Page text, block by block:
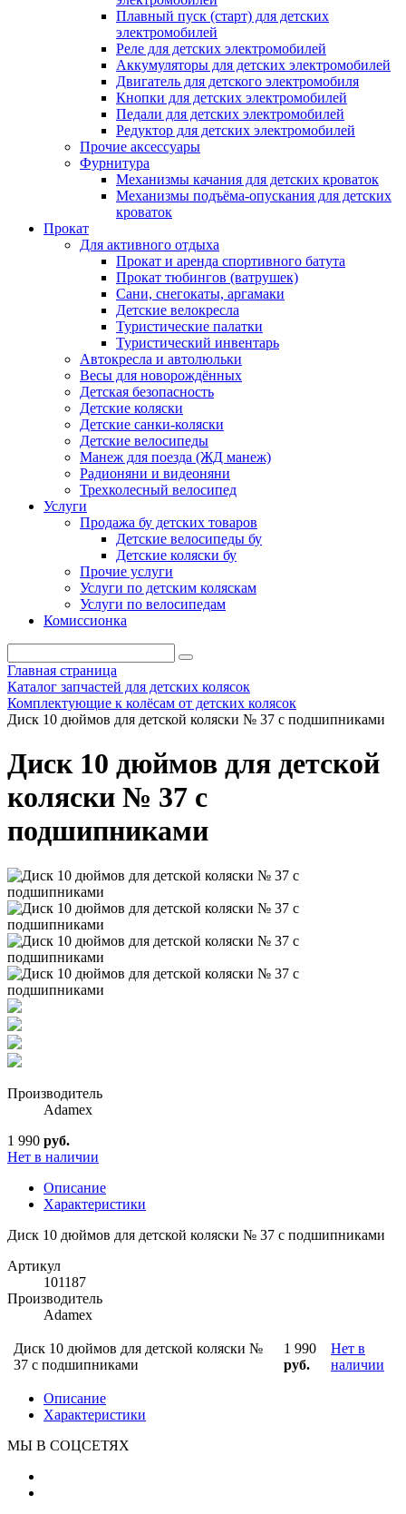
Плавный пуск (старт) для детских
электромобилей
Реле для детских электромобилей
Аккумуляторы для детских электромобилей
Двигатель для детского электромобиля
Кнопки для детских электромобилей
Педали для детских электромобилей
Редуктор для детских электромобилей
Прочие аксессуары
Фурнитура
Механизмы качания для детских кроваток
Механизмы подъёма-опускания для детских
кроваток
Прокат
Для активного отдыха
Прокат и аренда спортивного батута
Прокат тюбингов (ватрушек)
Сани, снегокаты, аргамаки
Детские велокресла
Туристические палатки
Туристический инвентарь
Автокресла и автолюльки
Весы для новорождённых
Детская безопасность
Детские коляски
Детские санки-коляски
Детские велосипеды
Манеж для поезда (ЖД манеж)
Радионяни и видеоняни
Трехколесный велосипед
Услуги
Продажа бу детских товаров
Детские велосипеды бу
Детские коляски бу
Прочие услуги
Услуги по детским коляскам
Услуги по велосипедам
Комиссионка
Главная страница
Каталог запчастей для детских колясок
Комплектующие к колёсам от детских колясок
Диск 10 дюймов для детской коляски № 37 с подшипниками
Диск 10 дюймов для детской
коляски № 37 с
подшипниками
Производитель
Adamex
1 990 руб.
Нет в наличии
Описание
Характеристики
Диск 10 дюймов для детской коляски № 37 с подшипниками
Артикул
101187
Производитель
Adamex
Диск 10 дюймов для детской коляски №
37 с подшипниками
1 990
руб.
Нет в
наличии
Описание
Характеристики
МЫ В СОЦСЕТЯХ